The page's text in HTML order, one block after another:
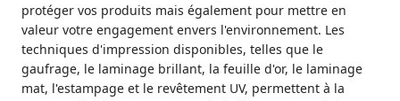
protéger vos produits mais également pour mettre en
valeur votre engagement envers l'environnement. Les
techniques d'impression disponibles, telles que le
gaufrage, le laminage brillant, la feuille d'or, le laminage
mat, l'estampage et le revêtement UV, permettent à la